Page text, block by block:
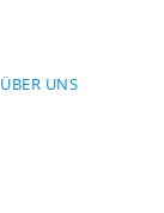
ÜBER UNS